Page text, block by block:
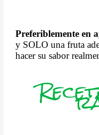
Preferiblemente en
y SOLO una fruta
hacer su sabor